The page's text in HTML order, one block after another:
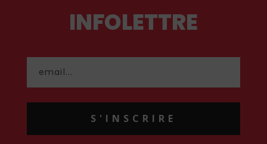
INFOLETTRE
S'INSCRIRE